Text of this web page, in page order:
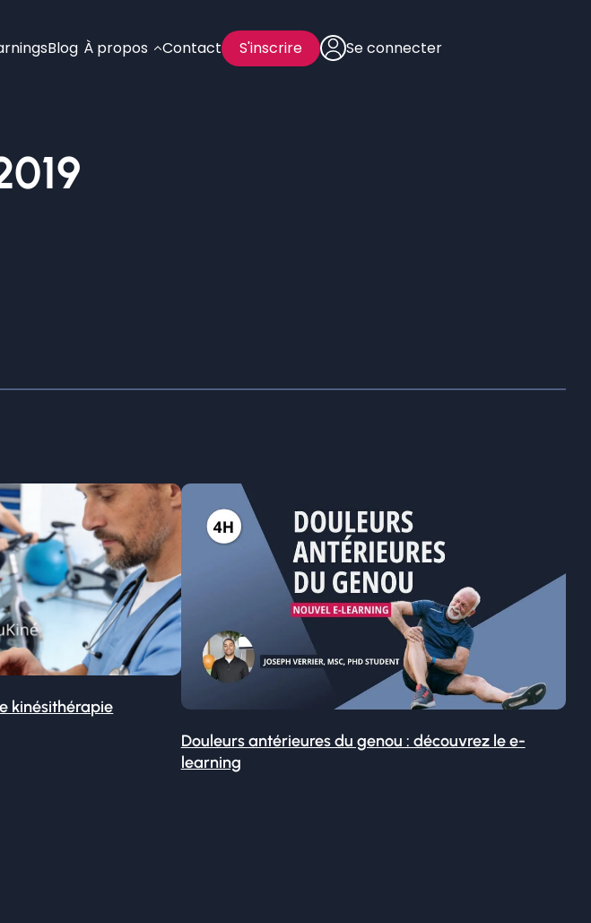
Blog À propos Contact S'inscrire Se connecter
kinésithérapie
Douleurs antérieures du genou : découvrez le e-
learning